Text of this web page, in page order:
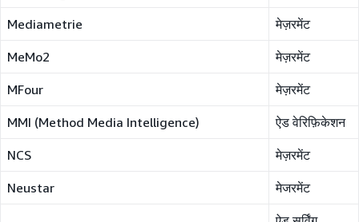
Mediametrie मेज़रमेंट
MeMo2 मेज़रमेंट
MFour मेज़रमेंट
MMI (Method Media Intelligence) ऐड वेरिफ़िकेशन
NCS मेज़रमेंट
Neustar मेजरमेंट